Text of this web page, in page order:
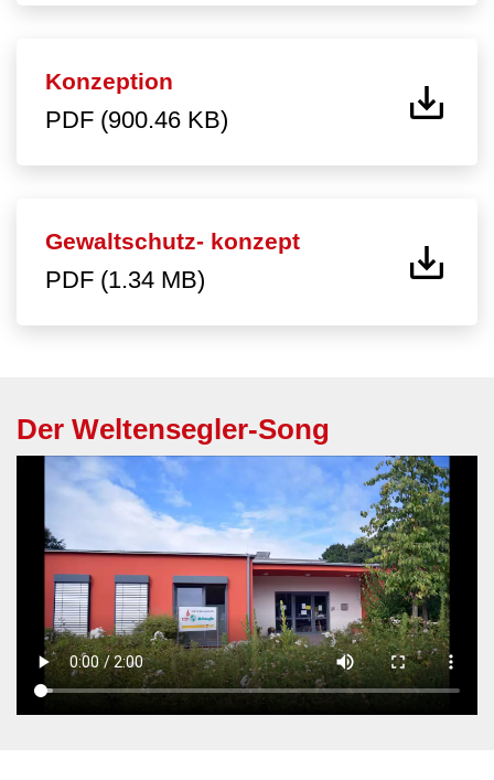
Konzeption
PDF (900.46 KB)
Gewaltschutz- konzept
PDF (1.34 MB)
Der Weltensegler-Song